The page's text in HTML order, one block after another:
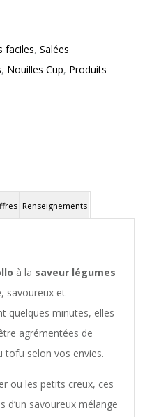
faciles, Salées
, Nouilles Cup, Produits
Renseignements
à la saveur légumes
savoureux et
quelques minutes, elles
agrémentées de
selon vos envies.
ou les petits creux, ces
d’un savoureux mélange